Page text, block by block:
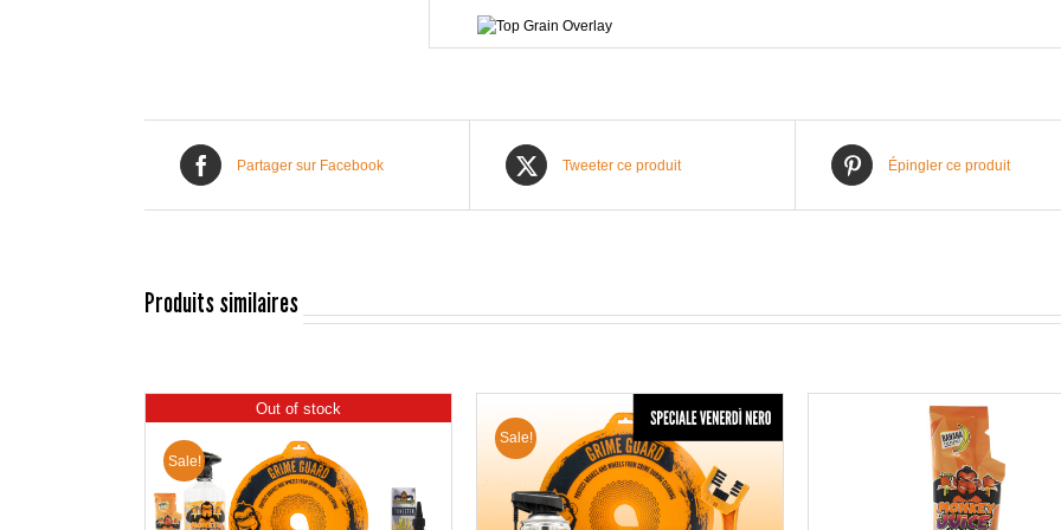
Partager sur Facebook Tweeter ce produit Épingler ce produit
Produits similaires
Out of stock
Sale!
Sale!